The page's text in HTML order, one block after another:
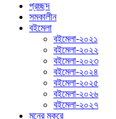
প্রচ্ছদ
সমকালীন
বইমেলা
বইমেলা-২০২১
বইমেলা-২০২২
বইমেলা-২০২৩
বইমেলা-২০২৪
বইমেলা-২০২৫
বইমেলা-২০২৬
বইমেলা-২০২৭
মনের মুকুরে